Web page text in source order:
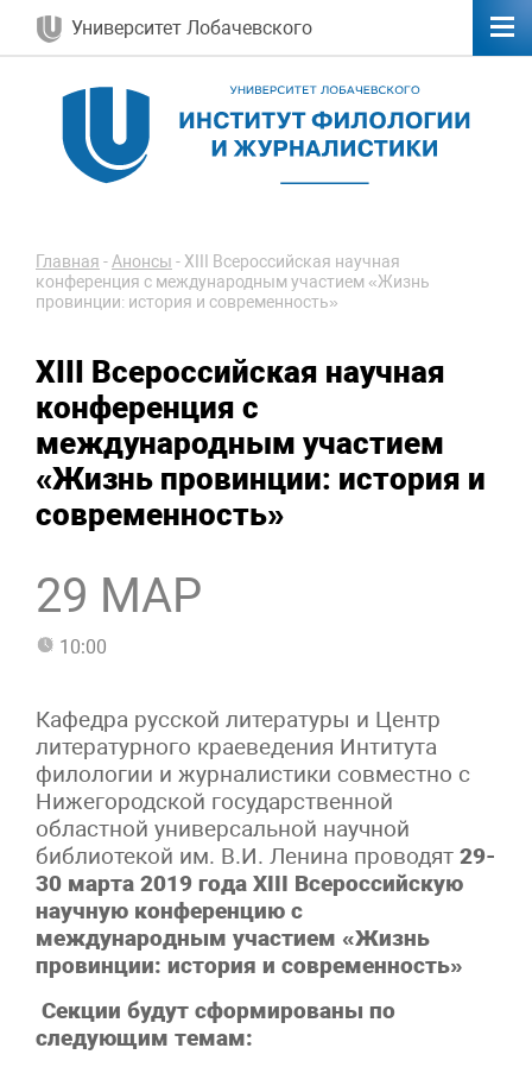
Университет Лобачевского
Главная -Анонсы - ХIII Всероссийская научная
конференция с международным участием «Жизнь
провинции: история и современность»
ХIII Всероссийская научная
конференция с
международным участием
«Жизнь провинции: история и
современность»
29 МАР
10:00
Кафедра русской литературы и Центр
литературного краеведения Интитута
филологии и журналистики совместно с
Нижегородской государственной
областной универсальной научной
библиотекой им. В.И. Ленина проводят 29-
30 марта 2019 года ХIII Всероссийскую
научную конференцию с
международным участием «Жизнь
провинции: история и современность»
Секции будут сформированы по
следующим темам: